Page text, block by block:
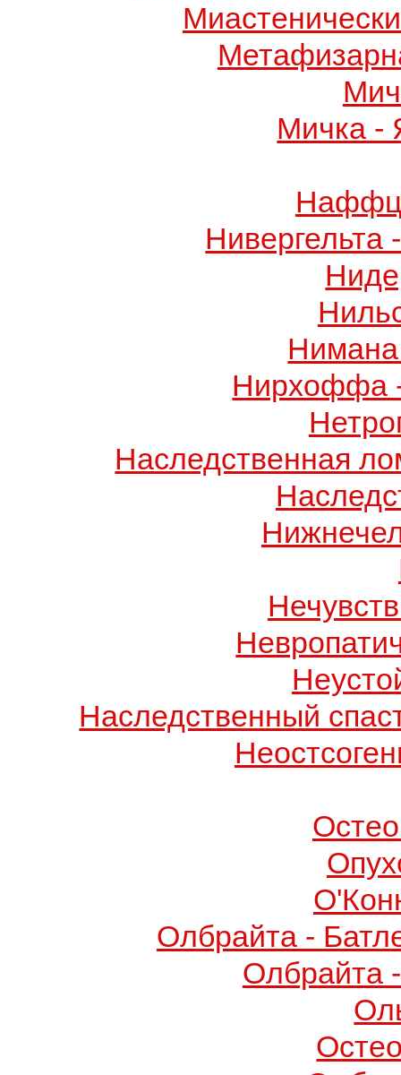
Мичка -
Нимана
Нирхоффа
Наследственная
Наследственный
Олбрайта -
Олбрайта